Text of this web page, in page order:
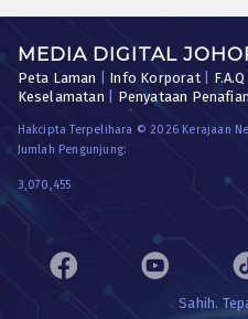
MEDIA DIGITAL
Peta Laman Info Korporat| F.A.Q
Keselamatan
Penyataan Penafian
Hakcipta Terpelihara © 2026 Kerajaan
Jumlah Pengunjung:
3,070,455
Sahih.